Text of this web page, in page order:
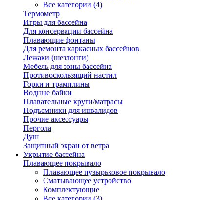
Все категории (4)
Термометр
Игры для бассейна
Для консервации бассейна
Плавающие фонтаны
Для ремонта каркасных бассейнов
Лежаки (шезлонги)
Мебель для зоны бассейна
Противоскользящий настил
Горки и трамплины
Водные байки
Плавательные круги/матрасы
Подъемники для инвалидов
Прочие аксессуары
Пергола
Душ
Защитный экран от ветра
Укрытие бассейна
Плавающее покрывало
Плавающее пузырьковое покрывало
Сматывающее устройство
Комплектующие
Все категории (3)